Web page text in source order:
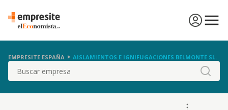
EMPRESITE ESPAÑA AISLAMIENTOS E IGNIFUGACIONES BELMONTE SL.
Buscar